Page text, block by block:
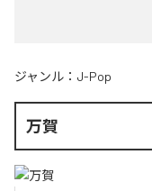
ジャンル： J-Pop
万賀